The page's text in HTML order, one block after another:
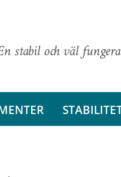
stabil och väl